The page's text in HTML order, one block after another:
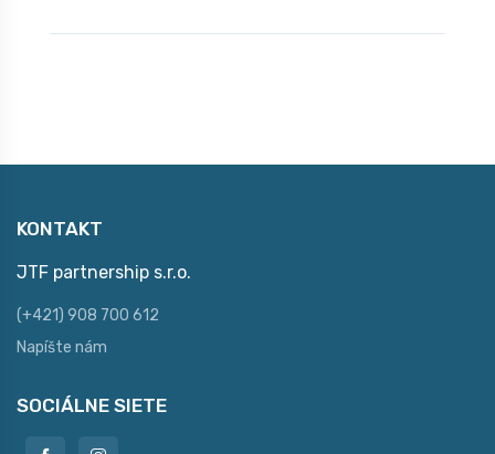
KONTAKT
JTF partnership s.r.o.
(+421) 908 700 612
Napíšte nám
SOCIÁLNE SIETE